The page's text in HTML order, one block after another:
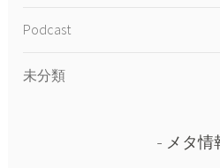
Podcast
未分類
メタ情